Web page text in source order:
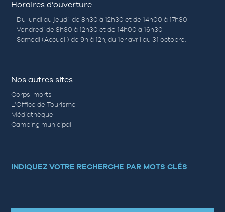
Horaires d’ouverture
– Du lundi au jeudi de 8h30 à 12h30 et de 14h00 à 17h30
– Vendredi de 8h30 à 12h30 et de 14h00 à 16h30
– Samedi (Accueil) de 9h à 12h, du 1er avril au 31 octobre.
Nos autres sites
Corps-morts
L’Office de Tourisme
Médiathèque
Camping municipal
INDIQUEZ VOTRE RECHERCHE PAR MOTS CLÉS